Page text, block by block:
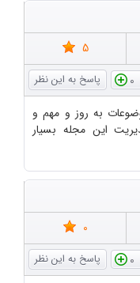
5
0
به روز و مهم و
این مجله بسیار
0
0